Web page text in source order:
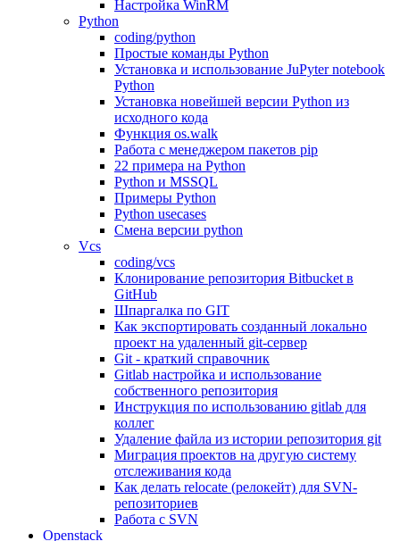
Настройка WinRM
Python
coding/python
Простые команды Python
Установка и использование JuPyter notebook
Python
Установка новейшей версии Python из
исходного кода
Функция os.walk
Работа с менеджером пакетов pip
22 примера на Python
Python и MSSQL
Примеры Python
Python usecases
Смена версии python
Vcs
coding/vcs
Клонирование репозитория Bitbucket в
GitHub
Шпаргалка по GIT
Как экспортировать созданный локально
проект на удаленный git-сервер
Git - краткий справочник
Gitlab настройка и использование
собственного репозитория
Инструкция по использованию gitlab для
коллег
Удаление файла из истории репозитория git
Миграция проектов на другую систему
отслеживания кода
Как делать relocate (релокейт) для SVN-
репозиториев
Работа с SVN
Openstack